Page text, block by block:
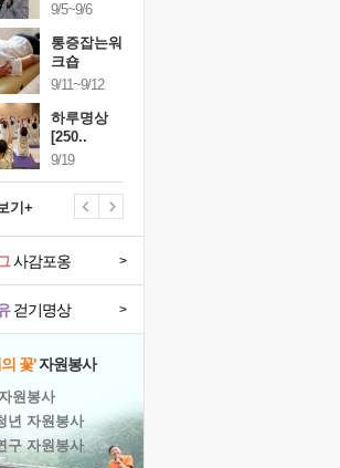
9/5~9/6
통증잡는워
크숍
9/11~9/12
하루명상
[250..
9/19
기+
걷기명상 >
사감포옹 >
꽃'자원봉사
원봉사
년 자원봉사
구 자원봉사